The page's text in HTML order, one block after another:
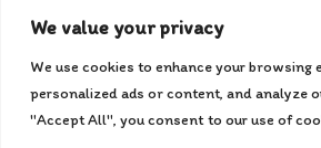
We value your privacy
We use cookies to enhance your browsing
personalized ads or content, and analyze
"Accept All", you consent to our use of
โปรโมชั่น
วิธีการสั่งซื้อและชำระเงิน
ติดต่อเรา